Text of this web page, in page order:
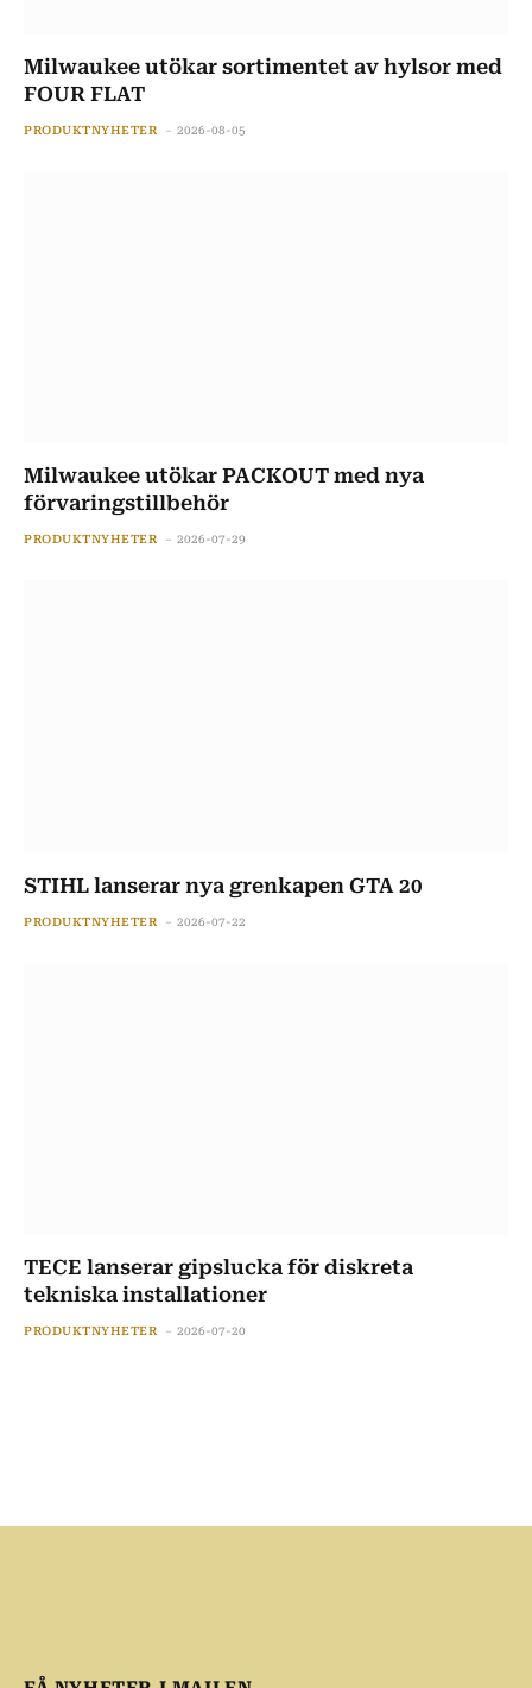
Milwaukee utökar sortimentet av hylsor med
FOUR FLAT
PRODUKTNYHETER 2026-08-05
Milwaukee utökar PACKOUT med nya
förvaringstillbehör
PRODUKTNYHETER 2026-07-29
STIHL lanserar nya grenkapen GTA 20
PRODUKTNYHETER 2026-07-22
TECE lanserar gipslucka för diskreta
tekniska installationer
PRODUKTNYHETER 2026-07-20